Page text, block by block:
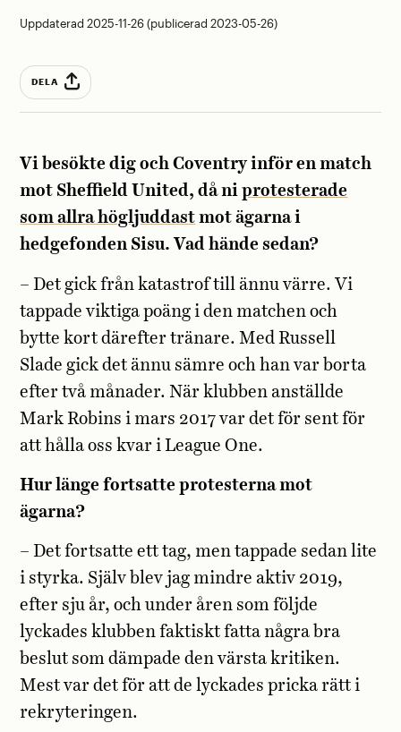
Uppdaterad 2025-11-26 (publicerad 2023-05-26)
DELA
Vi besökte dig och Coventry inför en match
mot Sheffield United, då niprotesterade
som allra högljuddast mot ägarna i
hedgefonden Sisu. Vad hände sedan?
– Det gick från katastrof till ännu värre. Vi
tappade viktiga poäng i den matchen och
bytte kort därefter tränare. Med Russell
Slade gick det ännu sämre och han var borta
efter två månader. När klubben anställde
Mark Robins i mars 2017 var det för sent för
att hålla oss kvar i League One.
Hur länge fortsatte protesterna mot
ägarna?
– Det fortsatte ett tag, men tappade sedan lite
i styrka. Själv blev jag mindre aktiv 2019,
efter sju år, och under åren som följde
lyckades klubben faktiskt fatta några bra
beslut som dämpade den värsta kritiken.
Mest var det för att de lyckades pricka rätt i
rekryteringen.